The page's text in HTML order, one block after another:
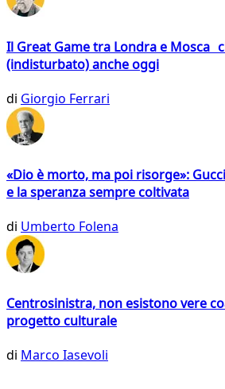
Il Great Game tra Londra e Mosca
(indisturbato) anche oggi
di Giorgio Ferrari
«Dio è morto, ma poi risorge»:
e la speranza sempre coltivata
di Umberto Folena
Centrosinistra, non esistono vere
progetto culturale
di Marco Iasevoli